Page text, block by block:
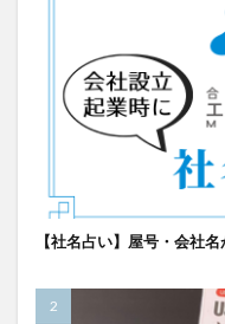
【社名占い】屋号・会社